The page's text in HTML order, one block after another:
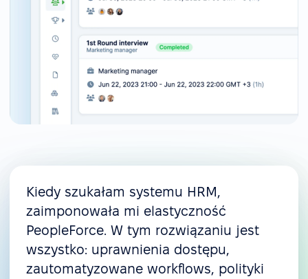
Kiedy szukałam systemu HRM,
zaimponowała mi elastyczność
PeopleForce. W tym rozwiązaniu jest
wszystko: uprawnienia dostępu,
zautomatyzowane workflows, polityki